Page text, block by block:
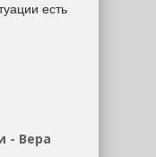
есть
- Вера